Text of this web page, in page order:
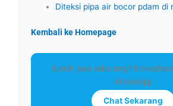
Diteksi pipa air bocor pdam di
Kembali ke Homepage
Butuh jasa sekarang? Konsultasi
WhatsApp
Chat Sekarang